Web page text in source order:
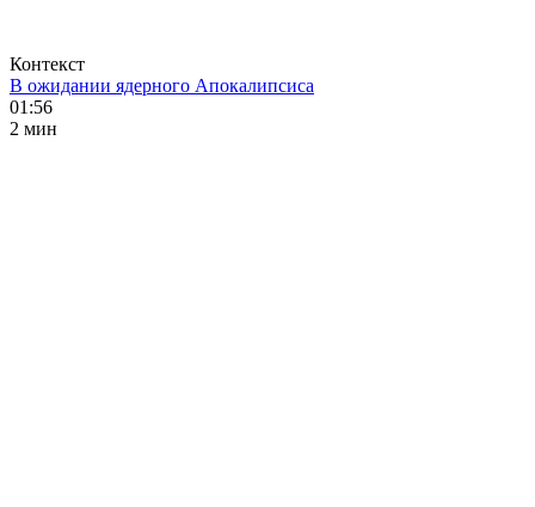
Контекст
В ожидании ядерного Апокалипсиса
01:56
2 мин